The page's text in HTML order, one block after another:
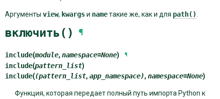
Аргументы view, kwargsи nameтакие же, как и для path()
включить() ¶
include(module, namespace=None) ¶
include(pattern_list)
include((pattern_list, app_namespace), namespace=None)
Функция, которая передает полный путь импорта Python к